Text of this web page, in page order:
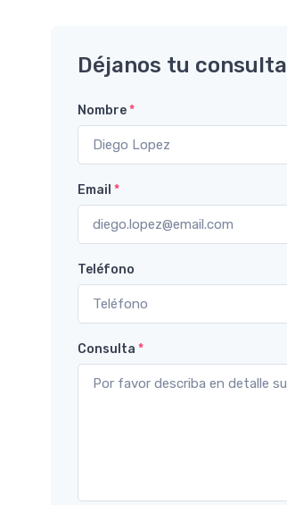
Déjanos tu consulta
Nombre*
Email *
Teléfono
Consulta *